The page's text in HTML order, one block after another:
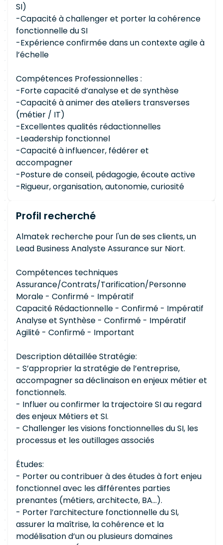
SI)
-Capacité à challenger et porter la cohérence
fonctionnelle du SI
-Expérience confirmée dans un contexte agile à
l’échelle
Compétences Professionnelles :
-Forte capacité d’analyse et de synthèse
-Capacité à animer des ateliers transverses
(métier / IT)
-Excellentes qualités rédactionnelles
-Leadership fonctionnel
-Capacité à influencer, fédérer et
accompagner
-Posture de conseil, pédagogie, écoute active
-Rigueur, organisation, autonomie, curiosité
Profil recherché
Almatek recherche pour l'un de ses clients, un
Lead Business Analyste Assurance sur Niort.
Compétences techniques
Assurance/Contrats/Tarification/Personne
Morale - Confirmé - Impératif
Capacité Rédactionnelle - Confirmé - Impératif
Analyse et Synthèse - Confirmé - Impératif
Agilité - Confirmé - Important
Description détaillée Stratégie:
- S’approprier la stratégie de l’entreprise,
accompagner sa déclinaison en enjeux métier et
fonctionnels.
- Influer ou confirmer la trajectoire SI au regard
des enjeux Métiers et SI.
- Challenger les visions fonctionnelles du SI, les
processus et les outillages associés
Études:
- Porter ou contribuer à des études à fort enjeu
fonctionnel avec les différentes parties
prenantes (métiers, architecte, BA...).
- Porter l’architecture fonctionnelle du SI,
assurer la maîtrise, la cohérence et la
modélisation d’un ou plusieurs domaines